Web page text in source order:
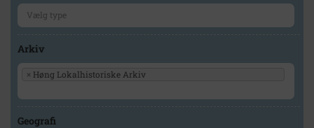
Arkiv
× Høng Lokalhistoriske Arkiv
Geografi